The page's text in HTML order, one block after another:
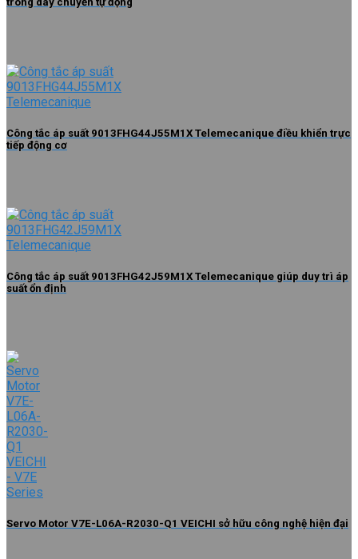
Công tắc áp suất 9013FHG44J55M1X Telemecanique điều khiển trực
tiếp động cơ
Công tắc áp suất 9013FHG42J59M1X Telemecanique giúp duy trì áp
suất ổn định
Servo Motor V7E-L06A-R2030-Q1 VEICHI sở hữu công nghệ hiện đại